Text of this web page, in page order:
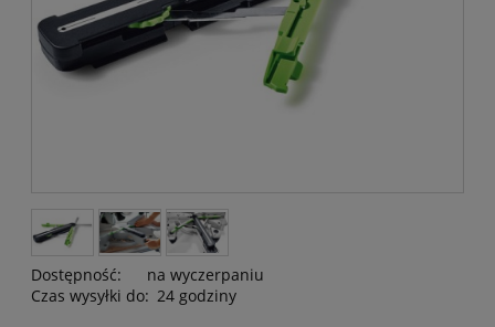
Dostępność:
na wyczerpaniu
Czas wysyłki do: 24 godziny